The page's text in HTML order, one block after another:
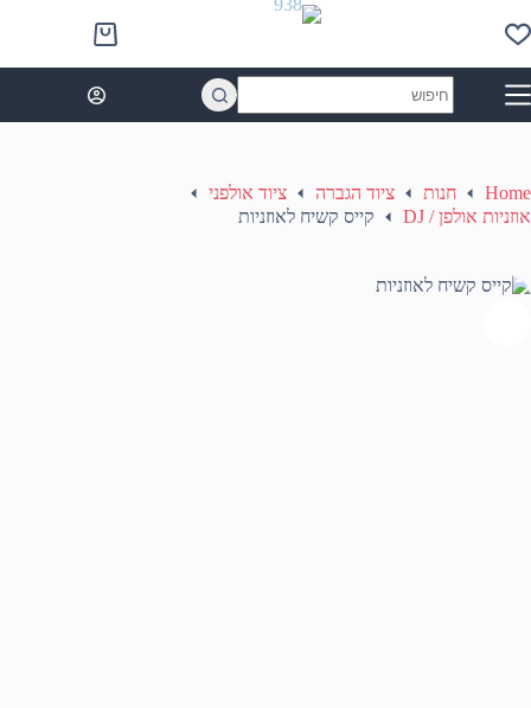
to
content
Shopping
cart
results
Home חנות ציוד הגברה
ציוד אולפני
אוזניות אולפן / DJ
קייס קשיח לאוזניות